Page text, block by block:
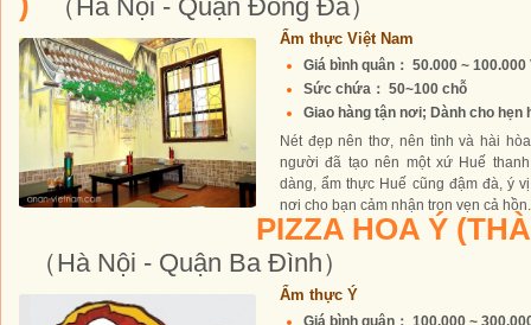
（Hà Nội - Quận Đống Đa）
Ẩm thực Việt Nam
Giá bình quân： 50.000 ~ 100.000
Sức chứa： 50~100 chỗ
Giao hàng tận nơi; Dành cho hẹn
Nét đẹp nên thơ, nên tình và hài
người đã tạo nên một xứ Huế
dàng, ẩm thực Huế cũng đậm đà, ý
nơi cho bạn cảm nhận trọn vẹn cả
PIZZA HOA Ý
（Hà Nội - Quận Ba Đình）
Ẩm thực Ý
Giá bình quân： 100.000 ~